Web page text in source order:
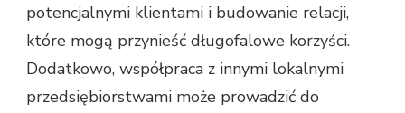
potencjalnymi klientami i budowanie relacji,
które mogą przynieść długofalowe korzyści.
Dodatkowo, współpraca z innymi lokalnymi
przedsiębiorstwami może prowadzić do